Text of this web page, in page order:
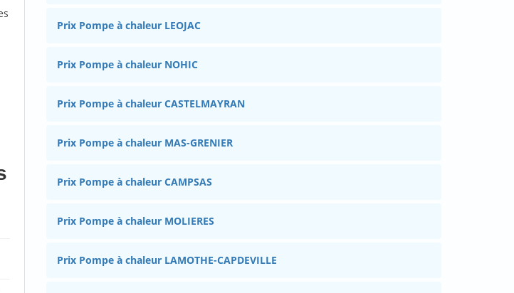
Prix Pompe à chaleur LEOJAC
Prix Pompe à chaleur NOHIC
Prix Pompe à chaleur CASTELMAYRAN
Prix Pompe à chaleur MAS-GRENIER
Prix Pompe à chaleur CAMPSAS
Prix Pompe à chaleur MOLIERES
Prix Pompe à chaleur LAMOTHE-CAPDEVILLE